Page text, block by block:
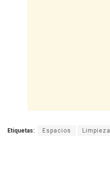
Etiquetas: Espacios Limpieza